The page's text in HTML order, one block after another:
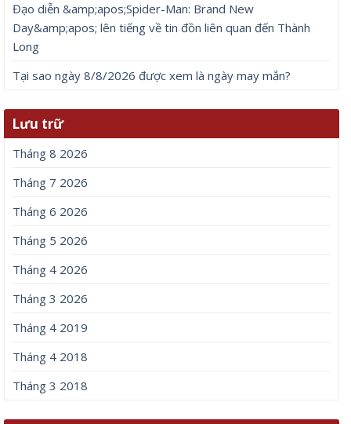
Đạo diễn &amp;apos;Spider-Man: Brand New
Day&amp;apos; lên tiếng về tin đồn liên quan đến Thành
Long
Tại sao ngày 8/8/2026 được xem là ngày may mắn?
Lưu trữ
Tháng 8 2026
Tháng 7 2026
Tháng 6 2026
Tháng 5 2026
Tháng 4 2026
Tháng 3 2026
Tháng 4 2019
Tháng 4 2018
Tháng 3 2018